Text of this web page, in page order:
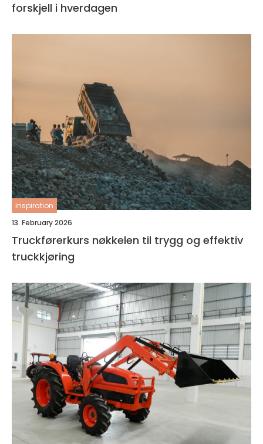
forskjell i hverdagen
inspiration
13. February 2026
Truckførerkurs nøkkelen til trygg og effektiv
truckkjøring